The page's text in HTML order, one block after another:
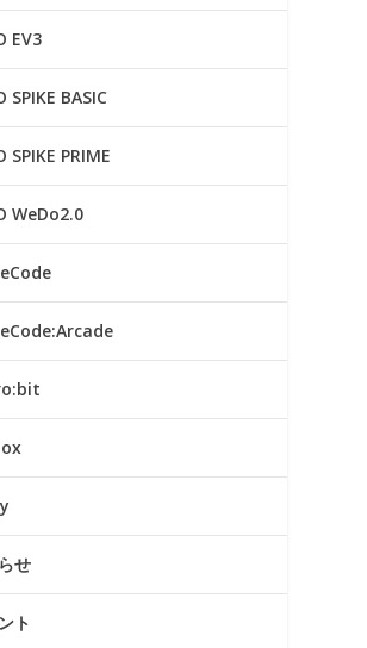
EV3
SPIKE BASIC
SPIKE PRIME
WeDo2.0
せ
ト